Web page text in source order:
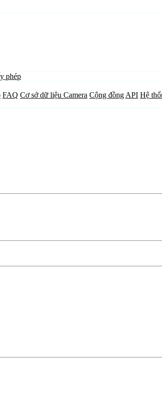
phép
FAQ Cơ sở dữ liệu Camera Cộng đồng API Hệ